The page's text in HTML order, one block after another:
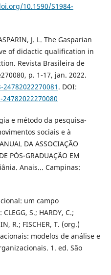
10.1590/S1984-
J. L. The Gasparian
of didactic qualification in
Revista Brasileira de
p. 1-17, jan. 2022.
. DOI:
e método da pesquisa-
sociais e à
DA ASSOCIAÇÃO
PÓS-GRADUAÇÃO EM
Anais... Campinas:
um campo
S.; HARDY, C.;
R.; FISCHER, T. (org.)
modelos de análise e
1. ed. São